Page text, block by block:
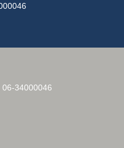
34000046